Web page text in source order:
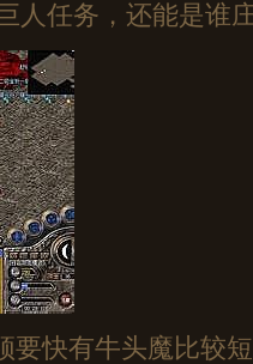
任务，还能是谁
快有牛头魔比较